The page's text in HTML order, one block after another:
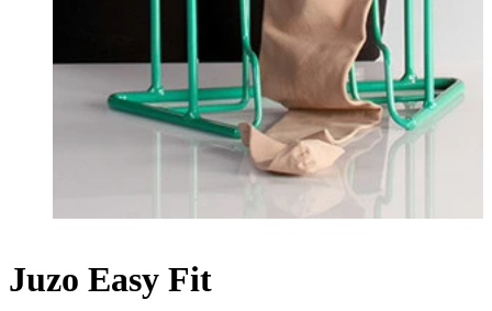
Juzo Easy Fit